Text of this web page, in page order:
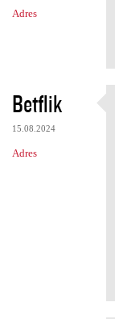
Adres
Betflik
15.08.2024
Adres